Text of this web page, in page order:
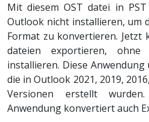
Mit diesem OST datei in
Outlook nicht installieren, um
Format zu konvertieren. Jetzt
dateien exportieren,
installieren. Diese
die in Outlook 2021, 2019,
Versionen erstellt
Anwendung konvertiert auch